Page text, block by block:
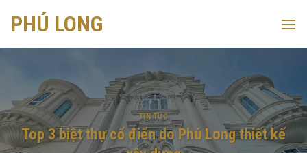
PHÚ LONG
TIN TỨC
Top 3 biệt thự cổ điển do Phú Long thiết kế